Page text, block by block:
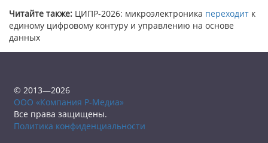
Читайте также: ЦИПР-2026: микроэлектроника переходит к
единому цифровому контуру и управлению на основе
данных
© 2013—2026
ООО «Компания Р-Медиа»
Все права защищены.
Политика конфиденциальности